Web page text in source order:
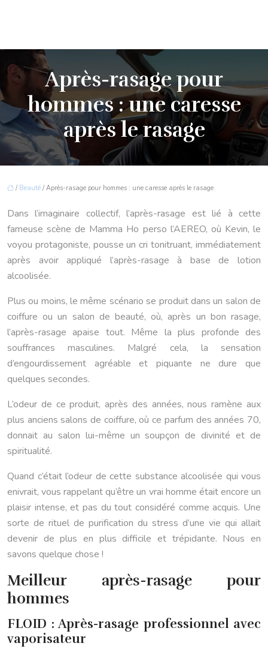
Après-rasage pour
hommes : une caresse
après le rasage
/ Beauté / Après-rasage pour hommes : une caresse après le rasage
Dans l’imaginaire collectif, l’après-rasage est lié à cette
fameuse scène de Mamma Ho perso l’AEREO, où Kevin, le
voyou protagoniste, pousse un cri tonitruant, immédiatement
après avoir appliqué l’après-rasage à base de lotion
alcoolisée.
Plus ou moins, le même scénario se produit dans un salon de
coiffure ou un salon de beauté, où, après un bon rasage,
l’après-rasage apaise tout. Même la plus profonde des
souffrances masculines. Malgré cela, la sensation
d’engourdissement agréable et piquante ne dure que
quelques secondes.
L’odeur de ce produit, après des années, nous ramène aux
plus anciens salons de coiffure, où ce parfum des années 70,
donnait au salon lui-même un soupçon de divinité et de
spiritualité.
Quand c’était l’odeur de cette substance alcoolisée qui vous
enivrait, vous rappelant qu’être un vrai homme était encore un
plaisir intense, et pas du tout considéré comme acquis. Une
sorte de rituel de purification du stress d’une vie qui allait
devenir de plus en plus difficile et trépidante. Nous en
savons quelque chose !
Meilleur après-rasage pour
hommes
FLOID : Après-rasage professionnel avec
vaporisateur